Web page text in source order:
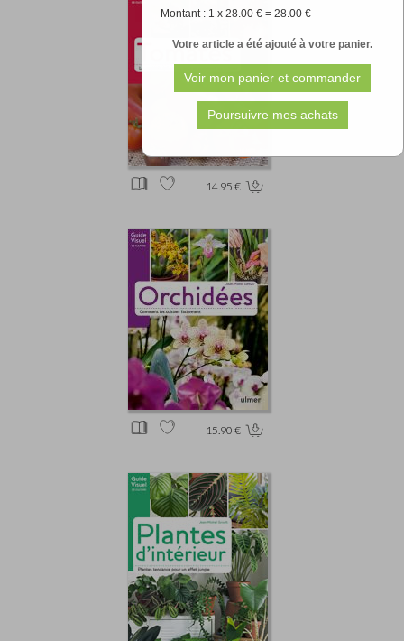
Montant : 1 x 28.00 € = 28.00 €
Votre article a été ajouté à votre panier.
14.95 €
15.90 €